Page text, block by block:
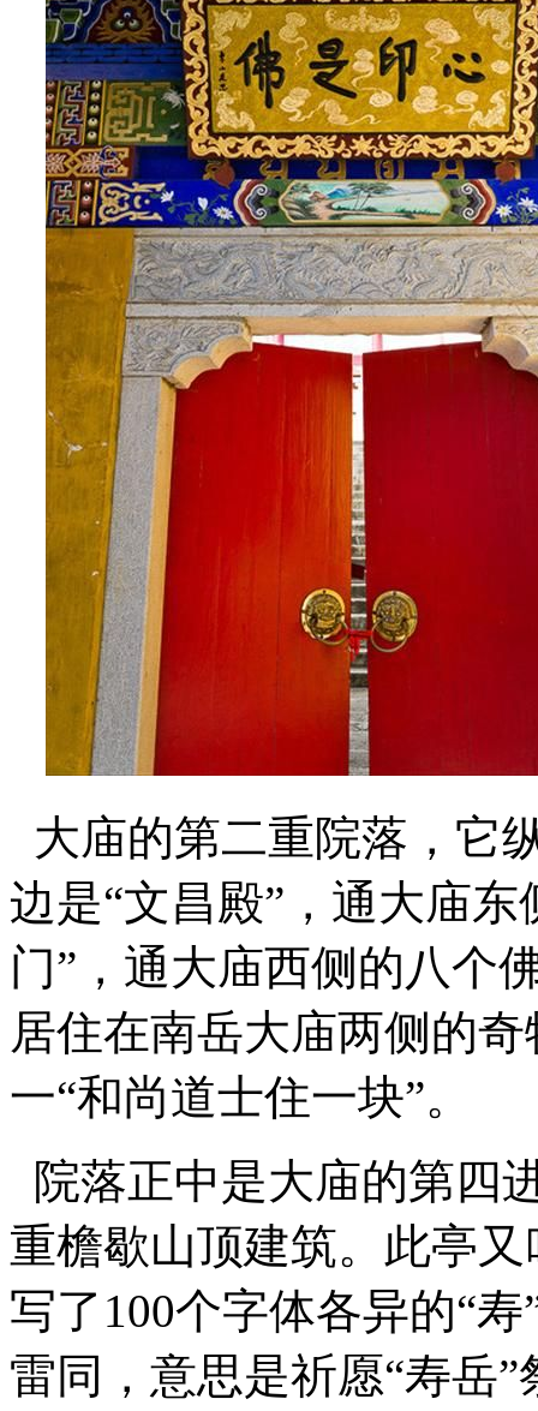
大庙的第二重院落，它
边是“文昌殿”，通大庙
门”，通大庙西侧的八个
居住在南岳大庙两侧的
一“和尚道士住一块”。
院落正中是大庙的第四
重檐歇山顶建筑。此亭
写了100个字体各异的“
雷同，意思是祈愿“寿岳